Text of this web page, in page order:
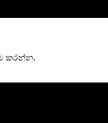
කරන්න.